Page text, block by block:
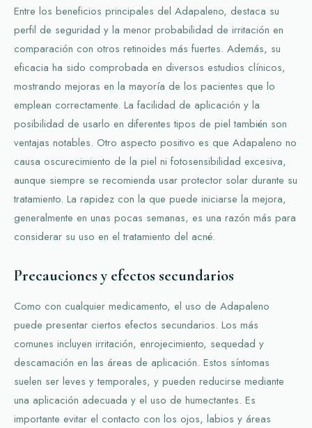
Entre los beneficios principales del Adapaleno, destaca su
perfil de seguridad y la menor probabilidad de irritación en
comparación con otros retinoides más fuertes. Además, su
eficacia ha sido comprobada en diversos estudios clínicos,
mostrando mejoras en la mayoría de los pacientes que lo
emplean correctamente. La facilidad de aplicación y la
posibilidad de usarlo en diferentes tipos de piel también son
ventajas notables. Otro aspecto positivo es que Adapaleno no
causa oscurecimiento de la piel ni fotosensibilidad excesiva,
aunque siempre se recomienda usar protector solar durante su
tratamiento. La rapidez con la que puede iniciarse la mejora,
generalmente en unas pocas semanas, es una razón más para
considerar su uso en el tratamiento del acné.
Precauciones y efectos secundarios
Como con cualquier medicamento, el uso de Adapaleno
puede presentar ciertos efectos secundarios. Los más
comunes incluyen irritación, enrojecimiento, sequedad y
descamación en las áreas de aplicación. Estos síntomas
suelen ser leves y temporales, y pueden reducirse mediante
una aplicación adecuada y el uso de humectantes. Es
importante evitar el contacto con los ojos, labios y áreas